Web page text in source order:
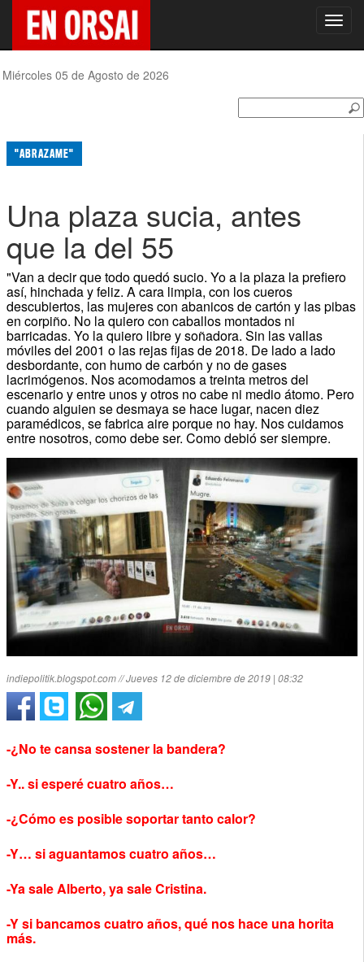
Miércoles 05 de Agosto de 2026
"ABRAZAME"
Una plaza sucia, antes
que la del 55
"Van a decir que todo quedó sucio. Yo a la plaza la prefiero
así, hinchada y feliz. A cara limpia, con los cueros
descubiertos, las mujeres con abanicos de cartón y las pibas
en corpiño. No la quiero con caballos montados ni
barricadas. Yo la quiero libre y soñadora. Sin las vallas
móviles del 2001 o las rejas fijas de 2018. De lado a lado
desbordante, con humo de carbón y no de gases
lacrimógenos. Nos acomodamos a treinta metros del
escenario y entre unos y otros no cabe ni medio átomo. Pero
cuando alguien se desmaya se hace lugar, nacen diez
paramédicos, se fabrica aire porque no hay. Nos cuidamos
entre nosotros, como debe ser. Como debió ser siempre.
indiepolitik.blogspot.com // Jueves 12 de diciembre de 2019 | 08:32
-¿No te cansa sostener la bandera?
-Y.. si esperé cuatro años…
-¿Cómo es posible soportar tanto calor?
-Y… si aguantamos cuatro años…
-Ya sale Alberto, ya sale Cristina.
-Y si bancamos cuatro años, qué nos hace una horita
más.